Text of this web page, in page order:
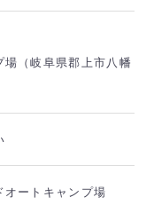
（岐阜県郡上市八幡
オートキャンプ場